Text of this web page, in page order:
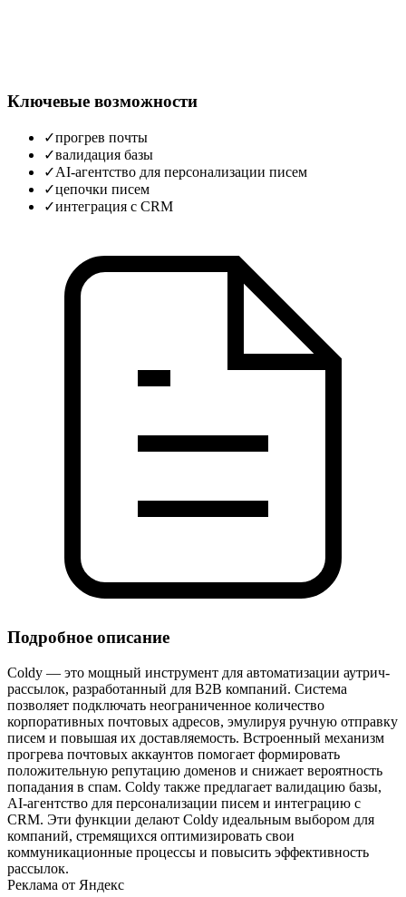
Ключевые возможности
✓прогрев почты
✓валидация базы
✓AI-агентство для персонализации писем
✓цепочки писем
✓интеграция с CRM
Подробное описание
Coldy — это мощный инструмент для автоматизации аутрич-
рассылок, разработанный для B2B компаний. Система
позволяет подключать неограниченное количество
корпоративных почтовых адресов, эмулируя ручную отправку
писем и повышая их доставляемость. Встроенный механизм
прогрева почтовых аккаунтов помогает формировать
положительную репутацию доменов и снижает вероятность
попадания в спам. Coldy также предлагает валидацию базы,
AI-агентство для персонализации писем и интеграцию с
CRM. Эти функции делают Coldy идеальным выбором для
компаний, стремящихся оптимизировать свои
коммуникационные процессы и повысить эффективность
рассылок.
Реклама от Яндекс